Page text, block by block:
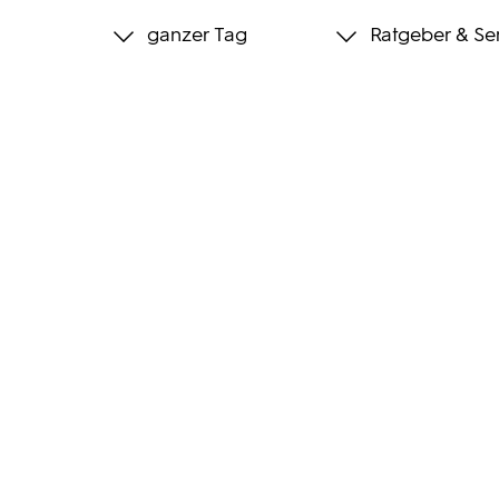
ganzer Tag Ratgeber &